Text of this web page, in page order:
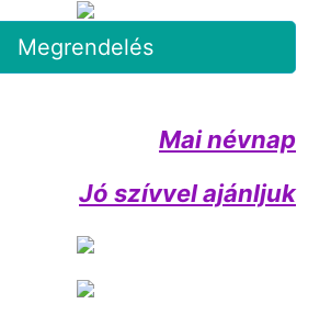
Megrendelés
Mai névnap
Jó szívvel ajánljuk